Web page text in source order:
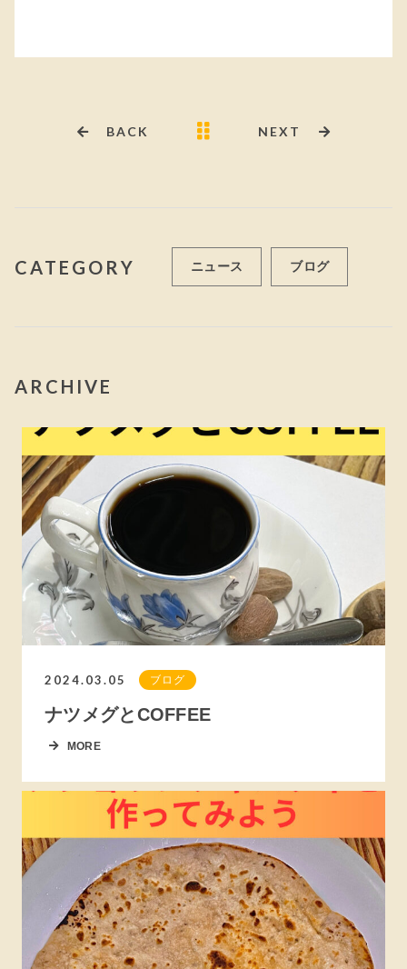
BACK NEXT
CATEGORY ニュース ブログ
ARCHIVE
2024.03.05 ブログ
ナツメグとCOFFEE
MORE